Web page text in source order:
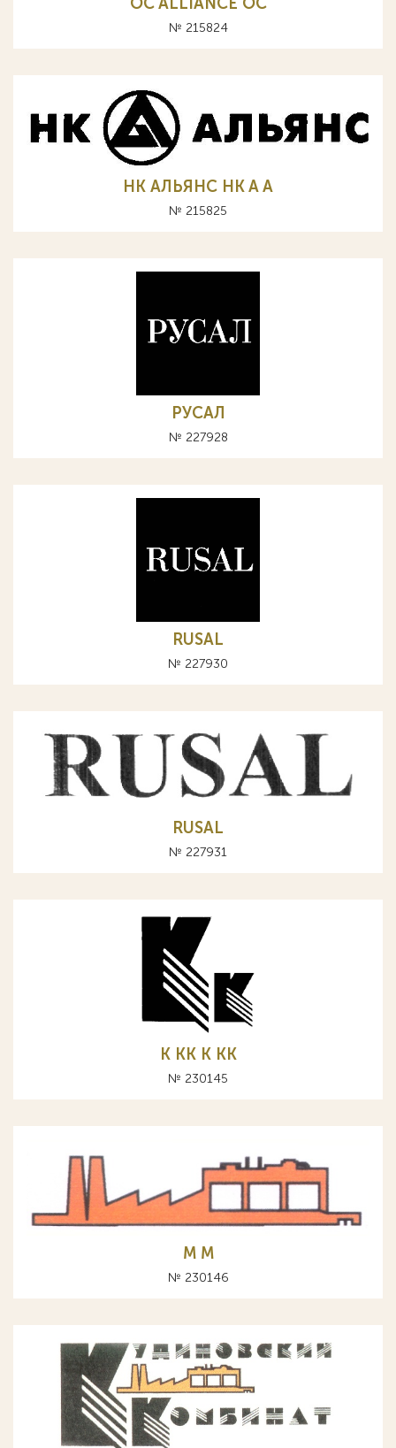
№ 215824
НК АЛЬЯНС HK A А
№ 215825
РУСАЛ
№ 227928
RUSAL
№ 227930
RUSAL
№ 227931
К КК K KK
№ 230145
M М
№ 230146